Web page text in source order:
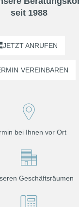
seit 1988
JETZT ANRUFEN
VEREINBAREN
bei Ihnen vor Ort
Geschäftsräumen